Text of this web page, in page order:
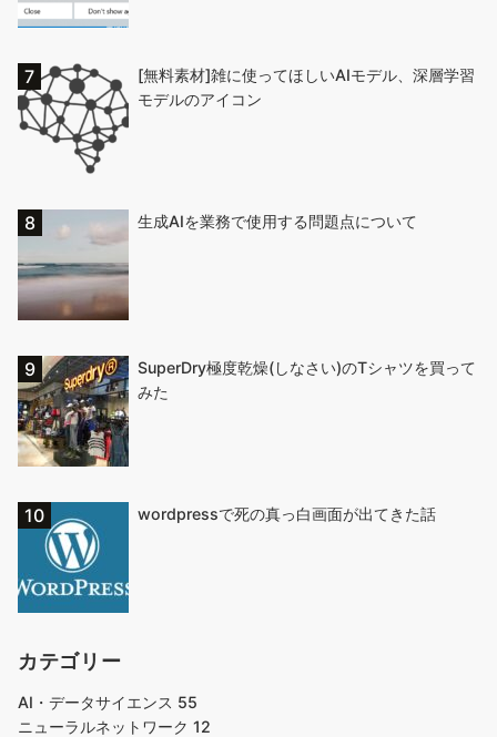
[無料素材]雑に使ってほしいAIモデル、深層学習
モデルのアイコン
生成AIを業務で使用する問題点について
SuperDry極度乾燥(しなさい)のTシャツを買って
みた
wordpressで死の真っ白画面が出てきた話
カテゴリー
AI・データサイエンス 55
ニューラルネットワーク 12